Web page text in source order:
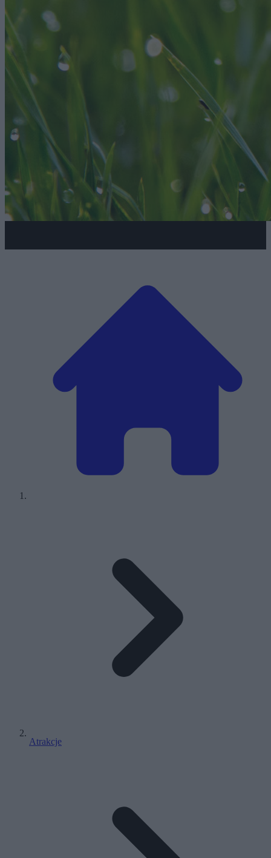
Atrakcje